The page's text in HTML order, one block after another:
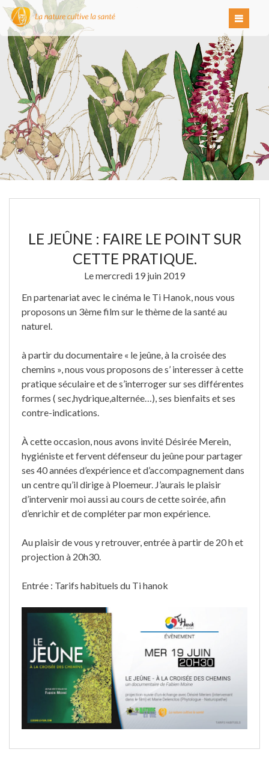
LE JEÛNE : FAIRE LE POINT SUR
CETTE PRATIQUE.
Le mercredi 19 juin 2019
En partenariat avec le cinéma le Ti Hanok, nous vous
proposons un 3ème film sur le thème de la santé au
naturel.
à partir du documentaire « le jeûne, à la croisée des
chemins », nous vous proposons de s’ interesser à cette
pratique séculaire et de s’interroger sur ses différentes
formes ( sec,hydrique,alternée…), ses bienfaits et ses
contre-indications.
À cette occasion, nous avons invité Désirée Merein,
hygiéniste et fervent défenseur du jeûne pour partager
ses 40 années d’expérience et d’accompagnement dans
un centre qu’il dirige à Ploemeur. J’aurais le plaisir
d’intervenir moi aussi au cours de cette soirée, afin
d’enrichir et de compléter par mon expérience.
Au plaisir de vous y retrouver, entrée à partir de 20 h et
projection à 20h30.
Entrée : Tarifs habituels du Ti hanok